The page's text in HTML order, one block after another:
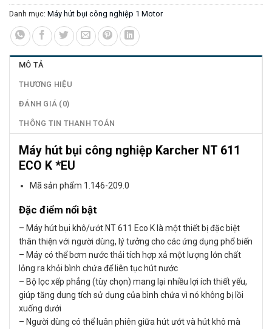
Danh mục: Máy hút bụi công nghiệp 1 Motor
MÔ TẢ
THƯƠNG HIỆU
ĐÁNH GIÁ (0)
THÔNG TIN THANH TOÁN
Máy hút bụi công nghiệp Karcher NT 611
ECO K *EU
Mã sản phẩm 1.146-209.0
Đặc điểm nổi bật
– Máy hút bụi khô/ướt NT 611 Eco K là một thiết bị đặc biệt
thân thiện với người dùng, lý tưởng cho các ứng dụng phổ biến
– Máy có thể bơm nước thải tích hợp xả một lượng lớn chất
lỏng ra khỏi bình chứa để liên tục hút nước
– Bộ lọc xếp phẳng (tùy chọn) mang lại nhiều lợi ích thiết yếu,
giúp tăng dung tích sử dụng của bình chứa vì nó không bị lồi
xuống dưới
– Người dùng có thể luân phiên giữa hút ướt và hút khô mà